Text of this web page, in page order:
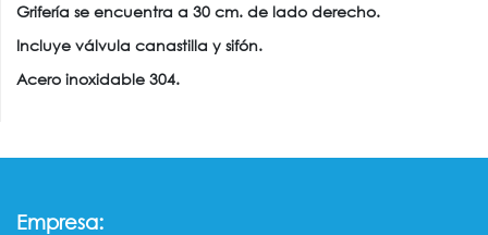
Grifería se encuentra a 30 cm. de lado derecho.
Incluye válvula canastilla y sifón.
Acero inoxidable 304.
Empresa: